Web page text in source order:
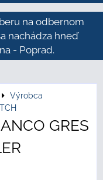
na odbernom
nachádza hneď
- Poprad.
Výrobca
GRES